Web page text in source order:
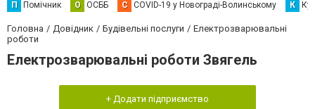
П Помічник О ОСББ C COVID-19 у Новограді-Волинському К
Головна Довідник Будівельні послуги
Електрозварювальні
роботи
Електрозварювальні роботи Звягель
+ Додати підприємство